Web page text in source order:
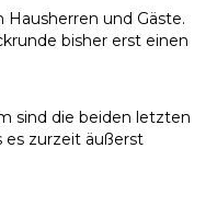
und Gäste.
bisher erst einen
sind die beiden letzten
es zurzeit äußerst